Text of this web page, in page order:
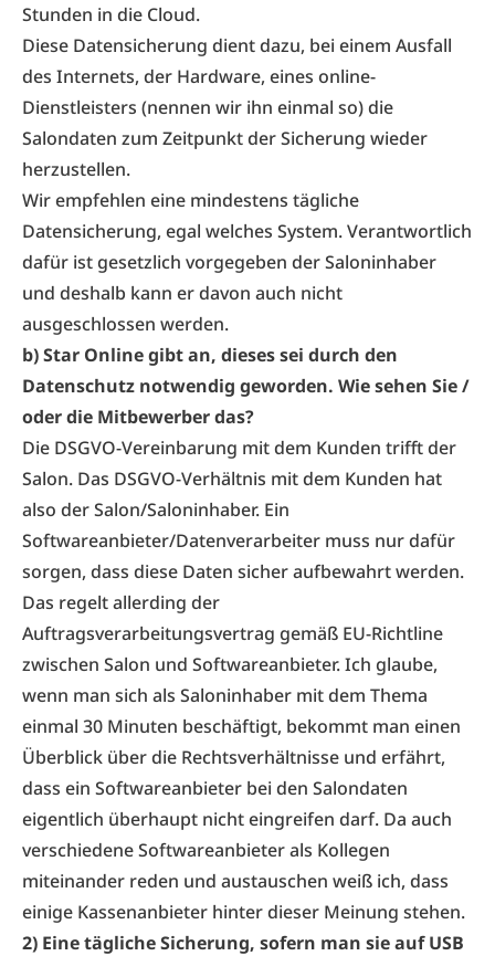
Stunden in die Cloud.
Diese Datensicherung dient dazu, bei einem Ausfall
des Internets, der Hardware, eines online-
Dienstleisters (nennen wir ihn einmal so) die
Salondaten zum Zeitpunkt der Sicherung wieder
herzustellen.
Wir empfehlen eine mindestens tägliche
Datensicherung, egal welches System. Verantwortlich
dafür ist gesetzlich vorgegeben der Saloninhaber
und deshalb kann er davon auch nicht
ausgeschlossen werden.
b) Star Online gibt an, dieses sei durch den
Datenschutz notwendig geworden. Wie sehen Sie /
oder die Mitbewerber das?
Die DSGVO-Vereinbarung mit dem Kunden trifft der
Salon. Das DSGVO-Verhältnis mit dem Kunden hat
also der Salon/Saloninhaber. Ein
Softwareanbieter/Datenverarbeiter muss nur dafür
sorgen, dass diese Daten sicher aufbewahrt werden.
Das regelt allerding der
Auftragsverarbeitungsvertrag gemäß EU-Richtline
zwischen Salon und Softwareanbieter. Ich glaube,
wenn man sich als Saloninhaber mit dem Thema
einmal 30 Minuten beschäftigt, bekommt man einen
Überblick über die Rechtsverhältnisse und erfährt,
dass ein Softwareanbieter bei den Salondaten
eigentlich überhaupt nicht eingreifen darf. Da auch
verschiedene Softwareanbieter als Kollegen
miteinander reden und austauschen weiß ich, dass
einige Kassenanbieter hinter dieser Meinung stehen.
2) Eine tägliche Sicherung, sofern man sie auf USB